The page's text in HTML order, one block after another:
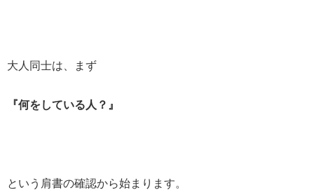
大人同士は、まず
『何をしている人？』
という肩書の確認から始まります。